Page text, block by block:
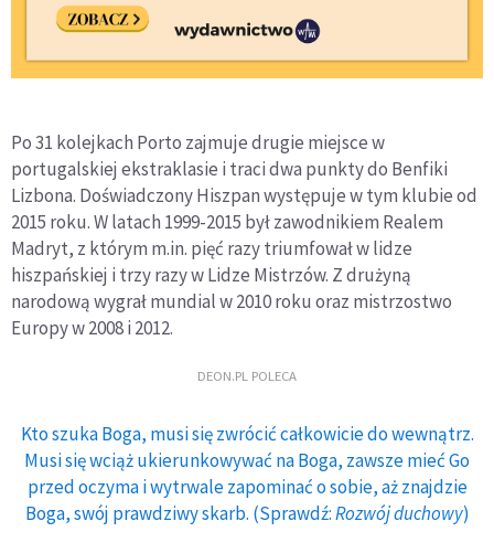
Po 31 kolejkach Porto zajmuje drugie miejsce w
portugalskiej ekstraklasie i traci dwa punkty do Benfiki
Lizbona. Doświadczony Hiszpan występuje w tym klubie od
2015 roku. W latach 1999-2015 był zawodnikiem Realem
Madryt, z którym m.in. pięć razy triumfował w lidze
hiszpańskiej i trzy razy w Lidze Mistrzów. Z drużyną
narodową wygrał mundial w 2010 roku oraz mistrzostwo
Europy w 2008 i 2012.
DEON.PL POLECA
Kto szuka Boga, musi się zwrócić całkowicie do wewnątrz.
Musi się wciąż ukierunkowywać na Boga, zawsze mieć Go
przed oczyma i wytrwale zapominać o sobie, aż znajdzie
Boga, swój prawdziwy skarb. (Sprawdź:Rozwój duchowy)